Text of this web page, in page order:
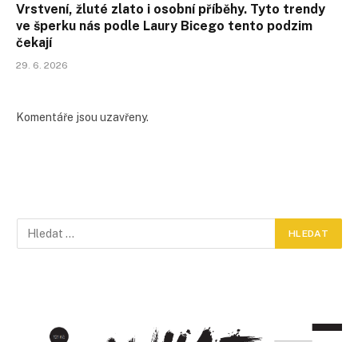
Vrstvení, žluté zlato i osobní příběhy. Tyto trendy
ve šperku nás podle Laury Bicego tento podzim
čekají
29. 6. 2026
Komentáře jsou uzavřeny.